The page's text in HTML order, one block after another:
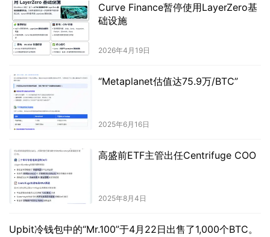
Curve Finance暂停使用LayerZero基
础设施
2026年4月19日
“Metaplanet估值达75.9万/BTC”
2025年6月16日
高盛前ETF主管出任Centrifuge COO
2025年8月4日
Upbit冷钱包中的“Mr.100”于4月22日出售了1,000个BTC。